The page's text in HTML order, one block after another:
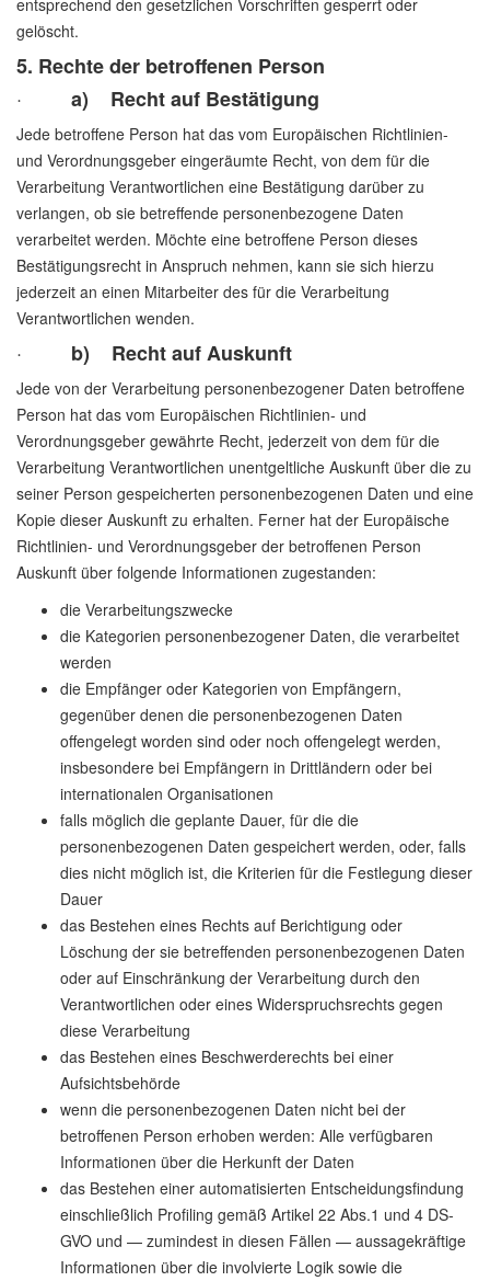
entsprechend den gesetzlichen Vorschriften gesperrt oder
gelöscht.
5. Rechte der betroffenen Person
· a) Recht auf Bestätigung
Jede betroffene Person hat das vom Europäischen Richtlinien-
und Verordnungsgeber eingeräumte Recht, von dem für die
Verarbeitung Verantwortlichen eine Bestätigung darüber zu
verlangen, ob sie betreffende personenbezogene Daten
verarbeitet werden. Möchte eine betroffene Person dieses
Bestätigungsrecht in Anspruch nehmen, kann sie sich hierzu
jederzeit an einen Mitarbeiter des für die Verarbeitung
Verantwortlichen wenden.
· b) Recht auf Auskunft
Jede von der Verarbeitung personenbezogener Daten betroffene
Person hat das vom Europäischen Richtlinien- und
Verordnungsgeber gewährte Recht, jederzeit von dem für die
Verarbeitung Verantwortlichen unentgeltliche Auskunft über die zu
seiner Person gespeicherten personenbezogenen Daten und eine
Kopie dieser Auskunft zu erhalten. Ferner hat der Europäische
Richtlinien- und Verordnungsgeber der betroffenen Person
Auskunft über folgende Informationen zugestanden:
die Verarbeitungszwecke
die Kategorien personenbezogener Daten, die verarbeitet
werden
die Empfänger oder Kategorien von Empfängern,
gegenüber denen die personenbezogenen Daten
offengelegt worden sind oder noch offengelegt werden,
insbesondere bei Empfängern in Drittländern oder bei
internationalen Organisationen
falls möglich die geplante Dauer, für die die
personenbezogenen Daten gespeichert werden, oder, falls
dies nicht möglich ist, die Kriterien für die Festlegung dieser
Dauer
das Bestehen eines Rechts auf Berichtigung oder
Löschung der sie betreffenden personenbezogenen Daten
oder auf Einschränkung der Verarbeitung durch den
Verantwortlichen oder eines Widerspruchsrechts gegen
diese Verarbeitung
das Bestehen eines Beschwerderechts bei einer
Aufsichtsbehörde
wenn die personenbezogenen Daten nicht bei der
betroffenen Person erhoben werden: Alle verfügbaren
Informationen über die Herkunft der Daten
das Bestehen einer automatisierten Entscheidungsfindung
einschließlich Profiling gemäß Artikel 22 Abs.1 und 4 DS-
GVO und — zumindest in diesen Fällen — aussagekräftige
Informationen über die involvierte Logik sowie die